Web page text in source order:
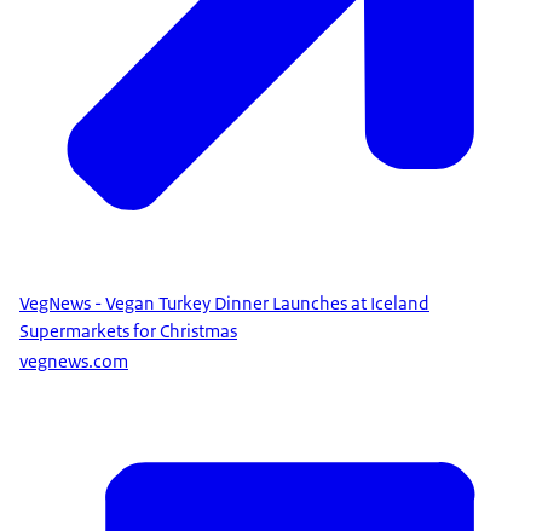
VegNews - Vegan Turkey Dinner Launches at Iceland
Supermarkets for Christmas
vegnews.com